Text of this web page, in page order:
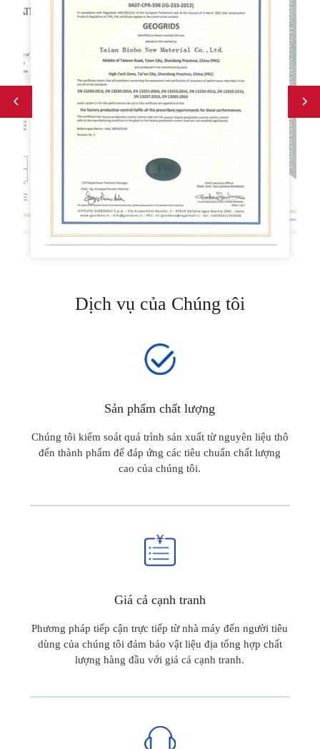
Dịch vụ của Chúng tôi
Sản phẩm chất lượng
Chúng tôi kiểm soát quá trình sản xuất từ nguyên liệu thô
đến thành phẩm để đáp ứng các tiêu chuẩn chất lượng
cao của chúng tôi.
Giá cả cạnh tranh
Phương pháp tiếp cận trực tiếp từ nhà máy đến người tiêu
dùng của chúng tôi đảm bảo vật liệu địa tổng hợp chất
lượng hàng đầu với giá cả cạnh tranh.